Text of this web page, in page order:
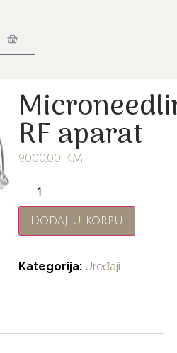
RF aparat
9.000,00 KM
Dodaj u korpu
Kategorija: Uređaji